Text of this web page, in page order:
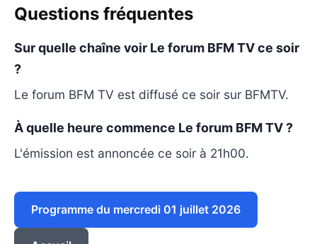
Questions fréquentes
Sur quelle chaîne voir Le forum BFM TV ce soir
?
Le forum BFM TV est diffusé ce soir sur BFMTV.
À quelle heure commence Le forum BFM TV ?
L'émission est annoncée ce soir à 21h00.
Programme du mercredi 01 juillet 2026